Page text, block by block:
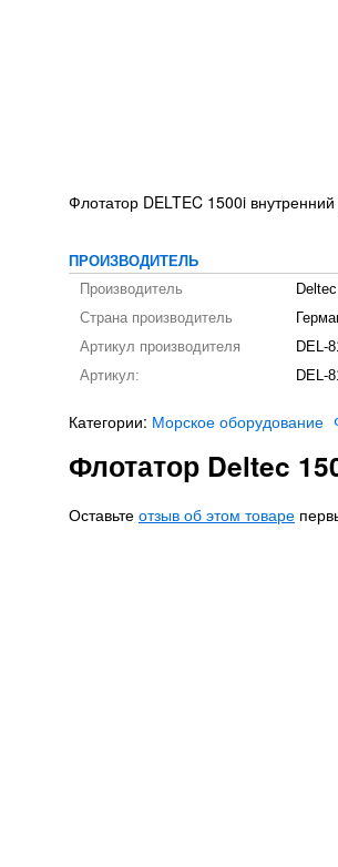
Флотатор DELTEC 1500i
ПРОИЗВОДИТЕЛЬ
Производитель
Страна производитель
Артикул производителя
DEL-
Артикул:
DEL-
Категории: Морское оборудование
Флотатор Deltec
Оставьте отзыв об этом товаре